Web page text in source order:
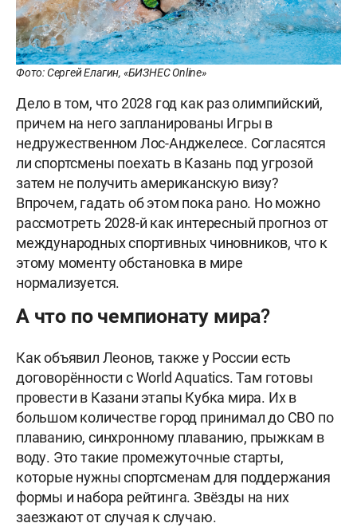
Фото: Сергей Елагин, «БИЗНЕС Online»
Дело в том, что 2028 год как раз олимпийский,
причем на него запланированы Игры в
недружественном Лос-Анджелесе. Согласятся
ли спортсмены поехать в Казань под угрозой
затем не получить американскую визу?
Впрочем, гадать об этом пока рано. Но можно
рассмотреть 2028-й как интересный прогноз от
международных спортивных чиновников, что к
этому моменту обстановка в мире
нормализуется.
А что по чемпионату мира?
Как объявил Леонов, также у России есть
договорëнности с World Aquatics. Там готовы
провести в Казани этапы Кубка мира. Их в
большом количестве город принимал до СВО по
плаванию, синхронному плаванию, прыжкам в
воду. Это такие промежуточные старты,
которые нужны спортсменам для поддержания
формы и набора рейтинга. Звëзды на них
заезжают от случая к случаю.